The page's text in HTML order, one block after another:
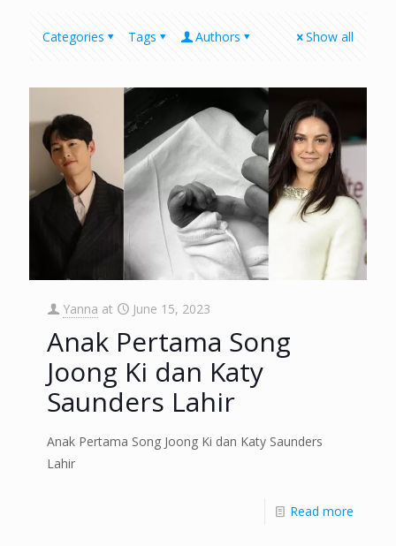
Categories Tags Authors Show all
Yanna at June 15, 2023
Anak Pertama Song
Joong Ki dan Katy
Saunders Lahir
Anak Pertama Song Joong Ki dan Katy Saunders
Lahir
Read more